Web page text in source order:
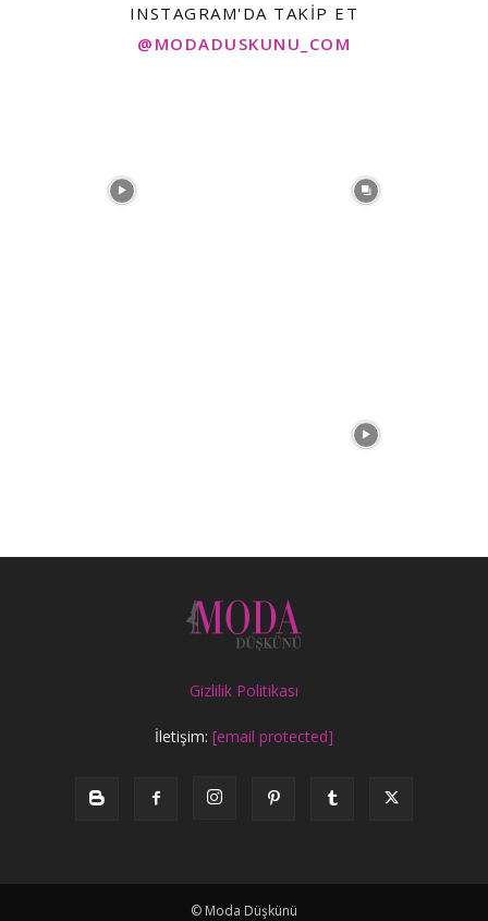
INSTAGRAM'DA TAKIP ET
@MODADUSKUNU_COM
Gizlilik Politikası
İletişim: [email protected]
© Moda Düşkünü